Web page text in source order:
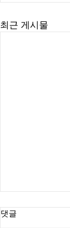
최근 게시물
댓글